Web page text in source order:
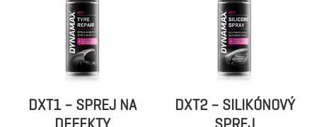
DXT1 – SPREJ NA
DXT2 – SILIKÓNOVÝ